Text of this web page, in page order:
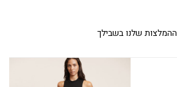
ההמלצות שלנו בשבילך